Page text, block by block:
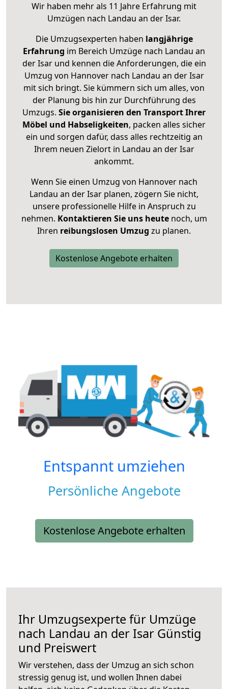
Wir haben mehr als 11 Jahre Erfahrung mit
Umzügen nach Landau an der Isar.
Die Umzugsexperten haben langjährige
Erfahrung im Bereich Umzüge nach Landau an
der Isar und kennen die Anforderungen, die ein
Umzug von Hannover nach Landau an der Isar
mit sich bringt. Sie kümmern sich um alles, von
der Planung bis hin zur Durchführung des
Umzugs. Sie organisieren den Transport Ihrer
Möbel und Habseligkeiten, packen alles sicher
ein und sorgen dafür, dass alles rechtzeitig an
Ihrem neuen Zielort in Landau an der Isar
ankommt.
Wenn Sie einen Umzug von Hannover nach
Landau an der Isar planen, zögern Sie nicht,
unsere professionelle Hilfe in Anspruch zu
nehmen. Kontaktieren Sie uns heutenoch, um
Ihren reibungslosen Umzug zu planen.
Kostenlose Angebote erhalten
Entspannt umziehen
Persönliche Angebote
Kostenlose Angebote erhalten
Ihr Umzugsexperte für Umzüge
nach Landau an der Isar Günstig
und Preiswert
Wir verstehen, dass der Umzug an sich schon
stressig genug ist, und wollen Ihnen dabei